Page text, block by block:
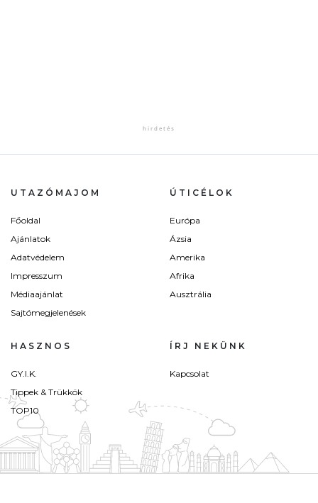
UTAZÓMAJOM
Főoldal
Ajánlatok
Adatvédelem
Impresszum
Médiaajánlat
Sajtómegjelenések
ÚTICÉLOK
Európa
Ázsia
Amerika
Afrika
Ausztrália
HASZNOS
GY.I.K.
Tippek & Trükkök
TOP10
ÍRJ NEKÜNK
Kapcsolat